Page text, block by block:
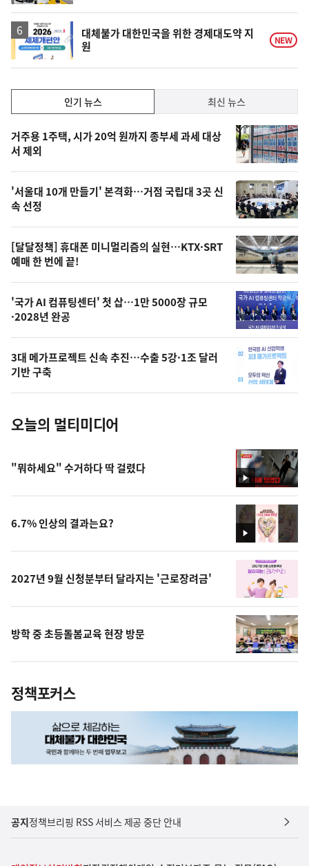
대체불가 대한민국을 위한 경제대도약 지
원
NEW
기,
최
신,
오
늘
의
영
상
오
의
사
진
인기 뉴스 최신 뉴스
인
기
뉴
스
거주용 1주택, 시가 20억 원까지 종부세 과세 대상
서 제외
'서울대 10개 만들기' 본격화…거점 국립대 3곳 신
속 선정
[달달정책] 휴대폰 미니멀리즘의 실현…KTX·SRT
예매 한 번에 끝!
'국가 AI 컴퓨팅센터' 첫 삽…1만 5000장 규모
·2028년 완공
3대 메가프로젝트 신속 추진…수출 5강·1조 달러
기반 구축
오늘의 멀티미디어
영
상
"뭐하세요" 수거하다 딱 걸렸다
영
상
6.7% 인상의 결과는요?
2027년 9월 신청분부터 달라지는 '근로장려금'
방학 중 초등돌봄교육 현장 방문
정책포커스
공지정책브리핑 RSS 서비스 제공 중단 안내